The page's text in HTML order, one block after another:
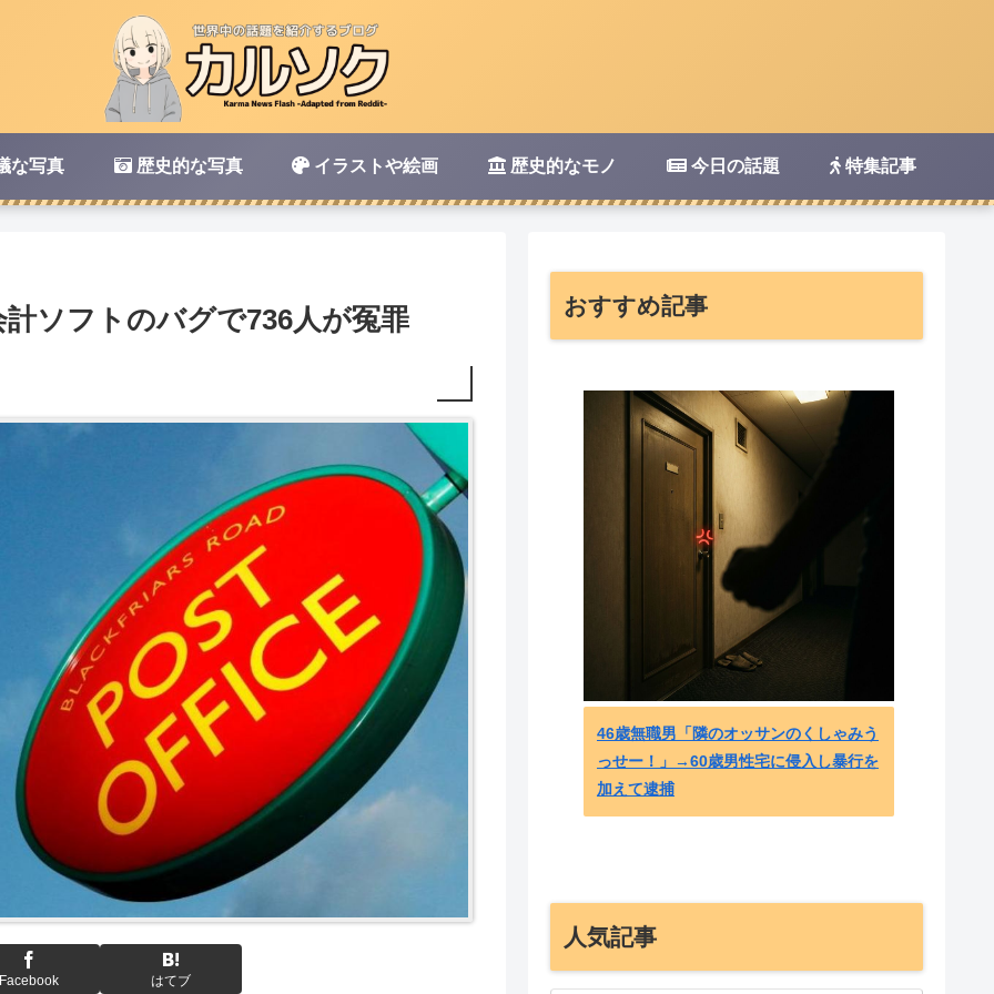
な写真 歴史的な写真 イラストや絵画 歴史的なモノ 今日の話題 特集記事
ソフトのバグで736人が冤罪
Facebook はてブ
おすすめ記事
46歳無職男「隣のオッサンのくしゃみう
っせー！」→60歳男性宅に侵入し暴行を
加えて逮捕
人気記事